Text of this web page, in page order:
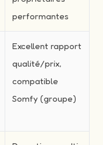
performantes
Excellent rapport
qualité/prix,
compatible
Somfy (groupe)